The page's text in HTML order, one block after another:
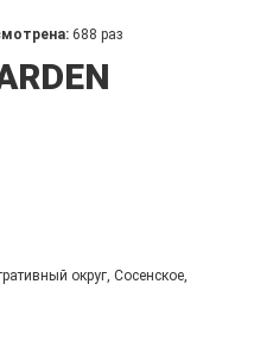
688 раз
округ, Сосенское,